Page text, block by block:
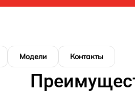
Модели Контакты